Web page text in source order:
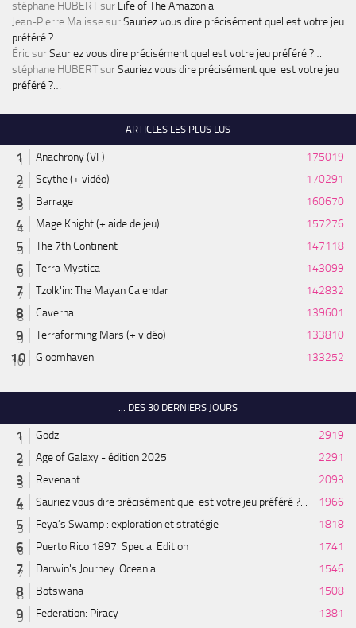
stéphane HUBERTsur Life of The Amazonia
Jean-Pierre MalissesurSauriez vous dire précisément quel est votre jeu
préféré ?…
ÉricsurSauriez vous dire précisément quel est votre jeu préféré ?…
stéphane HUBERTsurSauriez vous dire précisément quel est votre jeu
préféré ?…
ARTICLES LES PLUS LUS
Anachrony (VF)
175019
Scythe (+ vidéo)
170291
Barrage
160670
Mage Knight (+ aide de jeu)
157276
The 7th Continent
147118
Terra Mystica
143099
Tzolk'in: The Mayan Calendar
142832
Caverna
139601
Terraforming Mars (+ vidéo)
133810
Gloomhaven
133252
... DES 30 DERNIERS JOURS
Godz
2919
Age of Galaxy - édition 2025
2291
Revenant
2093
Sauriez vous dire précisément quel est votre jeu préféré ?...
1966
Feya’s Swamp : exploration et stratégie
1818
Puerto Rico 1897: Special Edition
1741
Darwin's Journey: Oceania
1546
Botswana
1508
Federation: Piracy
1381